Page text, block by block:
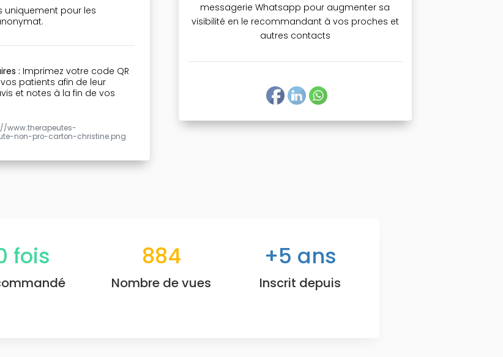
uniquement pour les
: Imprimez votre code QR
patients afin de leur
et notes à la fin de vos
www.therapeutes-
non-pro-carton-christine.png
messagerie Whatsapp pour augmenter sa
visibilité en le recommandant à vos proches et
autres contacts
fois 884
Nombre de vues
5 ans
Inscrit depuis